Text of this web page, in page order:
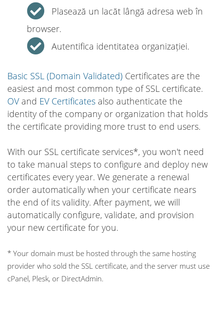
Plasează un lacăt lângă adresa web în
browser.
Autentifica identitatea organizației.
Basic SSL (Domain Validated) Certificates are the
easiest and most common type of SSL certificate.
OVand EV Certificates also authenticate the
identity of the company or organization that holds
the certificate providing more trust to end users.
With our SSL certificate services*, you won't need
to take manual steps to configure and deploy new
certificates every year. We generate a renewal
order automatically when your certificate nears
the end of its validity. After payment, we will
automatically configure, validate, and provision
your new certificate for you.
* Your domain must be hosted through the same hosting
provider who sold the SSL certificate, and the server must use
cPanel, Plesk, or DirectAdmin.